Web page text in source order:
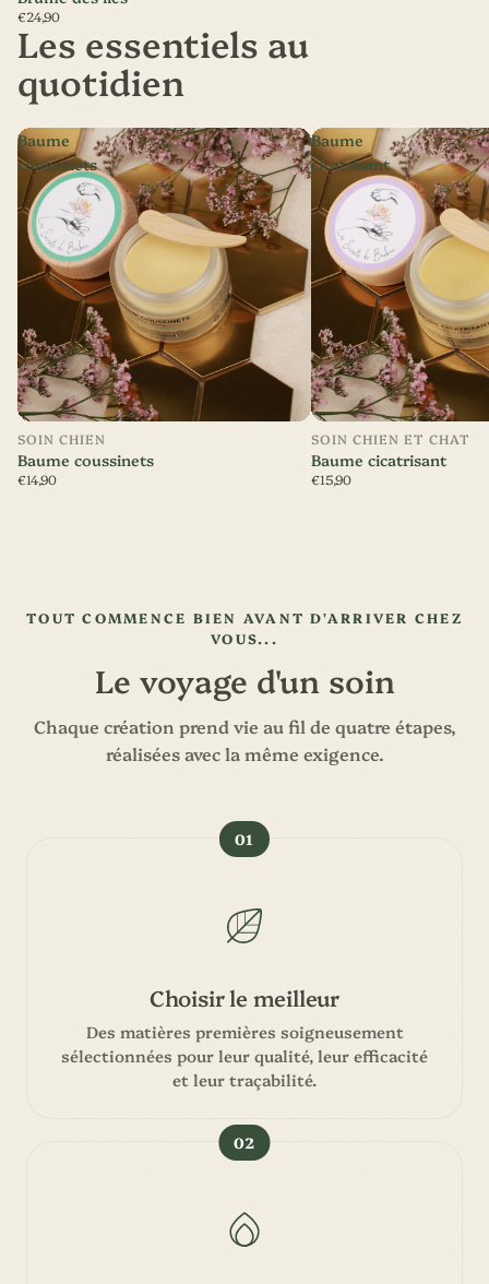
€24,90
Les essentiels au
quotidien
Baume
coussinets
SOIN CHIEN
Baume coussinets
€14,90
Baume
cicatrisant
SOIN CHIEN ET CHAT
Baume cicatrisant
€15,90
TOUT COMMENCE BIEN AVANT D'ARRIVER CHEZ
VOUS...
Le voyage d'un soin
Chaque création prend vie au fil de quatre étapes,
réalisées avec la même exigence.
01
Choisir le meilleur
Des matières premières soigneusement
sélectionnées pour leur qualité, leur efficacité
et leur traçabilité.
02